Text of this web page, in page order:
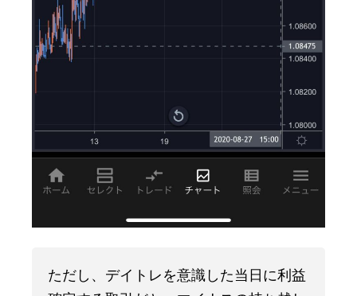
ただし、デイトレを意識した当日に利益